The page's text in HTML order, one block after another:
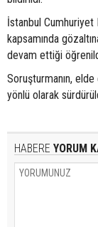
İstanbul Cumhuriyet
kapsamında
devam ettiği
Soruşturmanın,
yönlü olarak
HABERE YORUM